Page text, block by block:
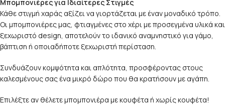
Μπομπονιέρες για Ιδιαίτερες Στιγμές
Κάθε στιγμή χαράς αξίζει να γιορτάζεται με έναν μοναδικό τρόπο.
Οι μπομπονιέρες μας, φτιαγμένες στο χέρι με προσεγμένα υλικά και
ξεχωριστό design, αποτελούν το ιδανικό αναμνηστικό για γάμο,
βάπτιση ή οποιαδήποτε ξεχωριστή περίσταση.
Συνδυάζουν κομψότητα και απλότητα, προσφέροντας στους
καλεσμένους σας ένα μικρό δώρο που θα κρατήσουν με αγάπη.
Επιλέξτε αν θέλετε μπομπονιέρα με κουφέτα ή χωρίς κουφέτα!